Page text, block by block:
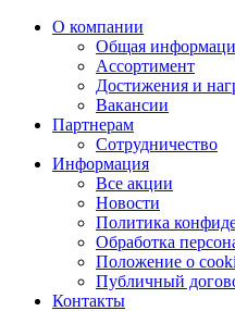
О компании
Общая
Ассортимент
Достижения и
Вакансии
Партнерам
Сотрудничество
Информация
Все акции
Новости
Политика
Обработка
Положение о
Публичный
Контакты